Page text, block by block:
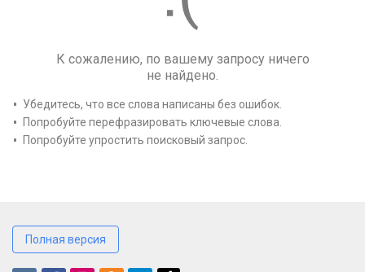
К сожалению, по вашему запросу ничего
не найдено.
Убедитесь, что все слова написаны без ошибок.
Попробуйте перефразировать ключевые слова.
Попробуйте упростить поисковый запрос.
Полная версия